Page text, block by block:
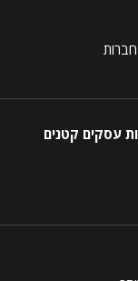
חברות
עסקים קטנים